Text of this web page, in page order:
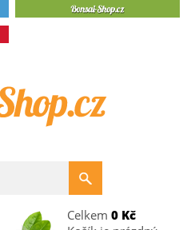
Celkem 0 Kč